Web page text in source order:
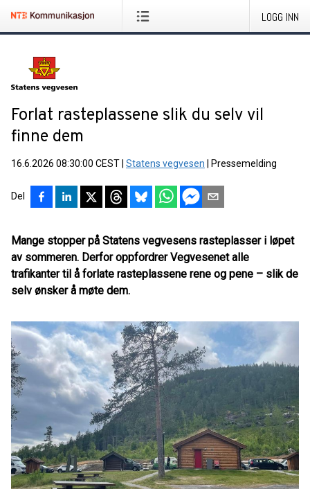
LOGG INN
Forlat rasteplassene slik du selv vil
finne dem
16.6.2026 08:30:00 CEST Statens vegvesen Pressemelding
Del
Mange stopper på Statens vegvesens rasteplasser i løpet
av sommeren. Derfor oppfordrer Vegvesenet alle
trafikanter til å forlate rasteplassene rene og pene – slik de
selv ønsker å møte dem.